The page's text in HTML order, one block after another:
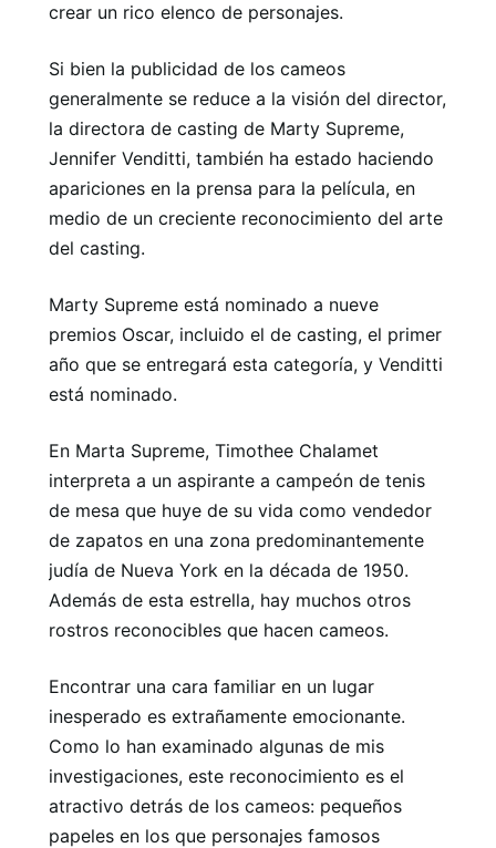
crear un rico elenco de personajes.
Si bien la publicidad de los cameos
generalmente se reduce a la visión del director,
la directora de casting de Marty Supreme,
Jennifer Venditti, también ha estado haciendo
apariciones en la prensa para la película, en
medio de un creciente reconocimiento del arte
del casting.
Marty Supreme está nominado a nueve
premios Oscar, incluido el de casting, el primer
año que se entregará esta categoría, y Venditti
está nominado.
En Marta Supreme, Timothee Chalamet
interpreta a un aspirante a campeón de tenis
de mesa que huye de su vida como vendedor
de zapatos en una zona predominantemente
judía de Nueva York en la década de 1950.
Además de esta estrella, hay muchos otros
rostros reconocibles que hacen cameos.
Encontrar una cara familiar en un lugar
inesperado es extrañamente emocionante.
Como lo han examinado algunas de mis
investigaciones, este reconocimiento es el
atractivo detrás de los cameos: pequeños
papeles en los que personajes famosos